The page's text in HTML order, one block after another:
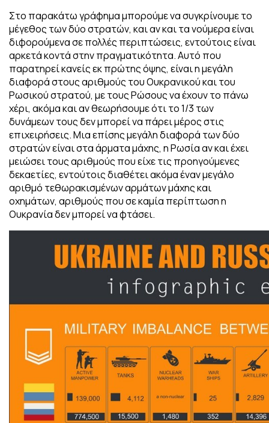
Στο παρακάτω γράφημα μπορούμε να συγκρίνουμε το
μέγεθος των δύο στρατών, και αν και τα νούμερα είναι
διφορούμενα σε πολλές περιπτώσεις, εντούτοις είναι
αρκετά κοντά στην πραγματικότητα. Αυτό που
παρατηρεί κανείς εκ πρώτης όψης, είναι η μεγάλη
διαφορά στους αριθμούς του Ουκρανικού και του
Ρωσικού στρατού, με τους Ρώσους να έχουν το πάνω
χέρι, ακόμα και αν θεωρήσουμε ότι το 1/3 των
δυνάμεων τους δεν μπορεί να πάρει μέρος στις
επιχειρήσεις. Μια επίσης μεγάλη διαφορά των δύο
στρατών είναι στα άρματα μάχης, η Ρωσία αν και έχει
μειώσει τους αριθμούς που είχε τις προηγούμενες
δεκαετίες, εντούτοις διαθέτει ακόμα έναν μεγάλο
αριθμό τεθωρακισμένων αρμάτων μάχης και
οχημάτων, αριθμούς που σε καμία περίπτωση η
Ουκρανία δεν μπορεί να φτάσει.